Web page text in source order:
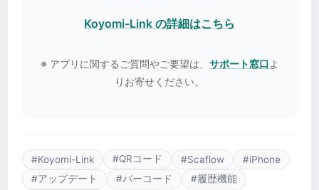
Koyomi-Link の詳細はこちら
※ アプリに関するご質問やご要望は、 サポート窓口よ
りお寄せください。
#Koyomi-Link #QRコード #Scaflow
#iPhone
#アップデート
#バーコード
#履歴機能